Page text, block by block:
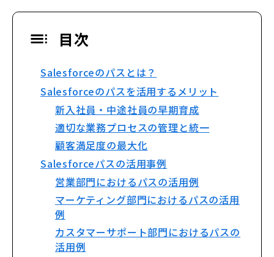
目次
Salesforceのパスとは？
Salesforceのパスを活用するメリット
新入社員・中途社員の早期育成
適切な業務プロセスの管理と統一
顧客満足度の最大化
Salesforceパスの活用事例
営業部門におけるパスの活用例
マーケティング部門におけるパスの活用
例
カスタマーサポート部門におけるパスの
活用例